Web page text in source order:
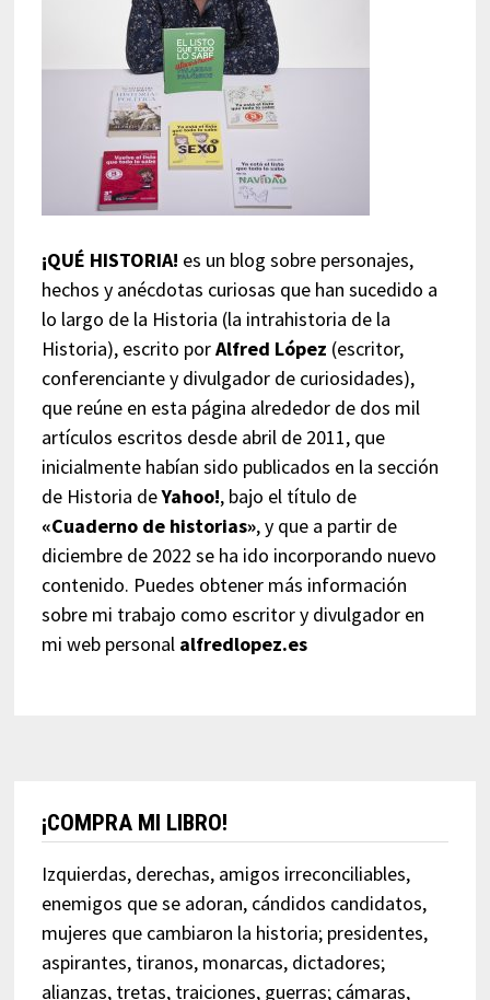
¡QUÉ HISTORIA! es un blog sobre personajes,
hechos y anécdotas curiosas que han sucedido a
lo largo de la Historia (la intrahistoria de la
Historia), escrito porAlfred López (escritor,
conferenciante y divulgador de curiosidades),
que reúne en esta página alrededor de dos mil
artículos escritos desde abril de 2011, que
inicialmente habían sido publicados en la sección
de Historia deYahoo!, bajo el título de
«Cuaderno de historias», y que a partir de
diciembre de 2022 se ha ido incorporando nuevo
contenido. Puedes obtener más información
sobre mi trabajo como escritor y divulgador en
mi web personal alfredlopez.es
¡COMPRA MI LIBRO!
Izquierdas, derechas, amigos irreconciliables,
enemigos que se adoran, cándidos candidatos,
mujeres que cambiaron la historia; presidentes,
aspirantes, tiranos, monarcas, dictadores;
alianzas, tretas, traiciones, guerras; cámaras,